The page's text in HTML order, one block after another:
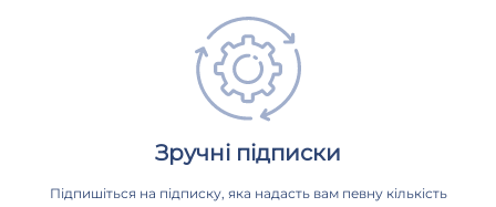
Зручні підписки
Підпишіться на підписку, яка надасть вам певну кількість